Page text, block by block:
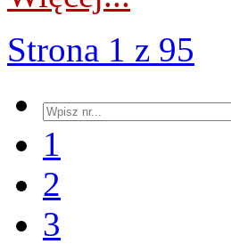
Strona 1 z 95
1
2
3